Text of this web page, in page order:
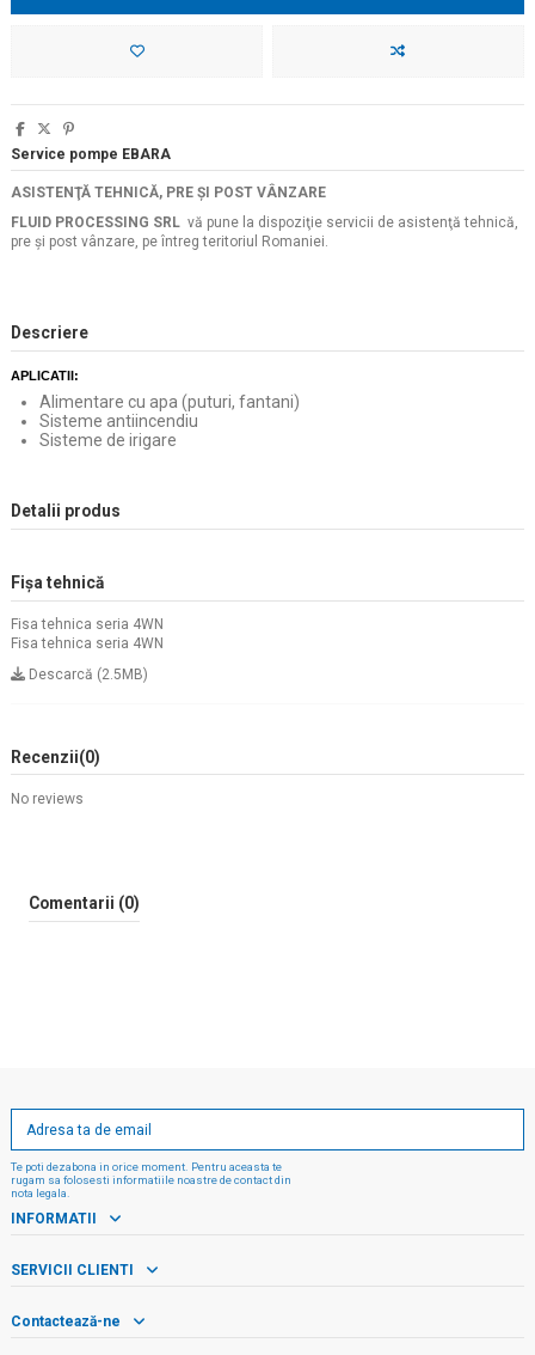
Service pompe EBARA
ASISTENŢĂ TEHNICĂ, PRE ŞI POST VÂNZARE
FLUID PROCESSING SRL vă pune la dispoziţie servicii de asistenţă tehnică,
pre şi post vânzare, pe întreg teritoriul Romaniei.
Descriere
APLICATII:
Alimentare cu apa (puturi, fantani)
Sisteme antiincendiu
Sisteme de irigare
Detalii produs
Fișa tehnică
Fisa tehnica seria 4WN
Fisa tehnica seria 4WN
Descarcă (2.5MB)
Recenzii(0)
No reviews
Comentarii (0)
Te poti dezabona in orice moment. Pentru aceasta te
rugam sa folosesti informatiile noastre de contact din
nota legala.
INFORMATII
SERVICII CLIENTI
Contactează-ne